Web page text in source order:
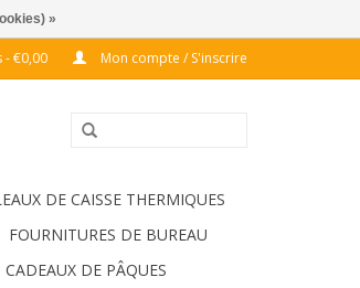
- €0,00 Mon compte / S'inscrire
DE CAISSE THERMIQUES
FOURNITURES DE BUREAU
CADEAUX DE PÂQUES
»